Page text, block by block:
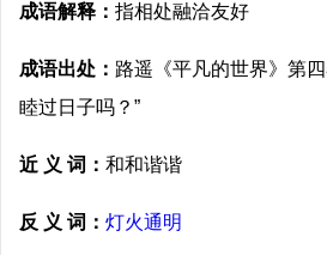
成语解释： 指相处融洽友好
成语出处： 路遥《平凡的世界》第
睦过日子吗？”
近 义 词： 和和谐谐
反 义 词： 灯火通明